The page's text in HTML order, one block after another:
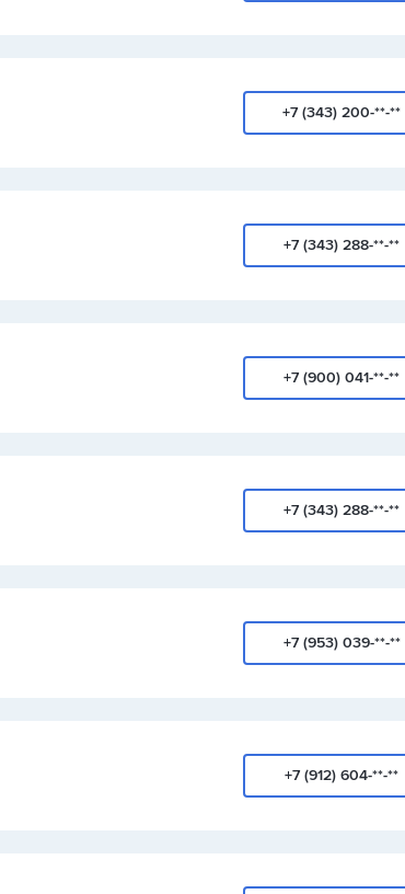
+7 (343) 200-**-**
+7 (343) 288-**-**
+7 (900) 041-**-**
+7 (343) 288-**-**
+7 (953) 039-**-**
+7 (912) 604-**-**